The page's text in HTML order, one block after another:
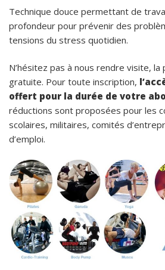
Technique douce permettant de
profondeur pour prévenir des
tensions du stress quotidien.
N’hésitez pas à nous rendre visite,
gratuite. Pour toute inscription,
offert pour la durée de votre
réductions sont proposées pour les
scolaires, militaires, comités
d’emploi.